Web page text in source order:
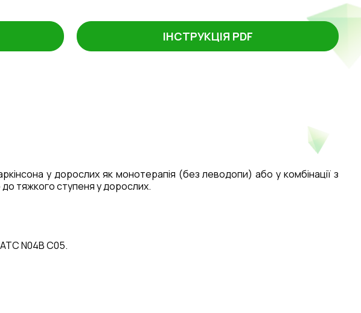
ІНСТРУКЦІЯ PDF
у дорослих як монотерапія (без леводопи) або у комбінації з
до тяжкого ступеня у дорослих.
N04B C05.